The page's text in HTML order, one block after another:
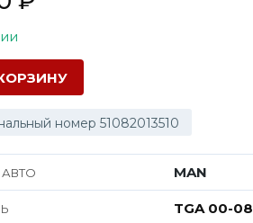
номер 51082013510
MAN
TGA 00-08